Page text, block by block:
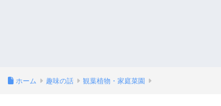
ホーム 趣味の話 観葉植物・家庭菜園